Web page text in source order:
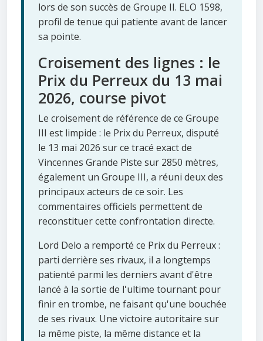
lors de son succès de Groupe II. ELO 1598,
profil de tenue qui patiente avant de lancer
sa pointe.
Croisement des lignes : le
Prix du Perreux du 13 mai
2026, course pivot
Le croisement de référence de ce Groupe
III est limpide : le Prix du Perreux, disputé
le 13 mai 2026 sur ce tracé exact de
Vincennes Grande Piste sur 2850 mètres,
également un Groupe III, a réuni deux des
principaux acteurs de ce soir. Les
commentaires officiels permettent de
reconstituer cette confrontation directe.
Lord Delo a remporté ce Prix du Perreux :
parti derrière ses rivaux, il a longtemps
patienté parmi les derniers avant d'être
lancé à la sortie de l'ultime tournant pour
finir en trombe, ne faisant qu'une bouchée
de ses rivaux. Une victoire autoritaire sur
la même piste, la même distance et la